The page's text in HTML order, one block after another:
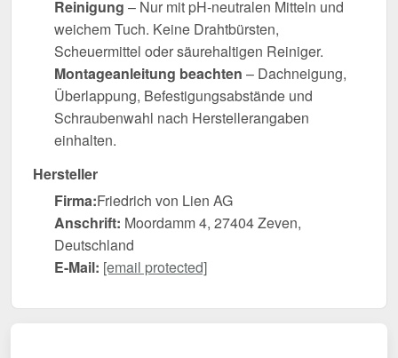
Reinigung – Nur mit pH-neutralen Mitteln und
weichem Tuch. Keine Drahtbürsten,
Scheuermittel oder säurehaltigen Reiniger.
Montageanleitung beachten – Dachneigung,
Überlappung, Befestigungsabstände und
Schraubenwahl nach Herstellerangaben
einhalten.
Hersteller
Firma:Friedrich von Lien AG
Anschrift: Moordamm 4, 27404 Zeven,
Deutschland
E-Mail: [email protected]